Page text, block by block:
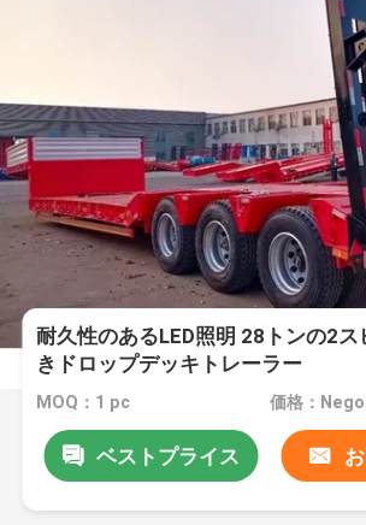
耐久性のあるLED照明 28トンの2
きドロップデッキトレーラー
MOQ：1 pc 価格：
ベストプライス